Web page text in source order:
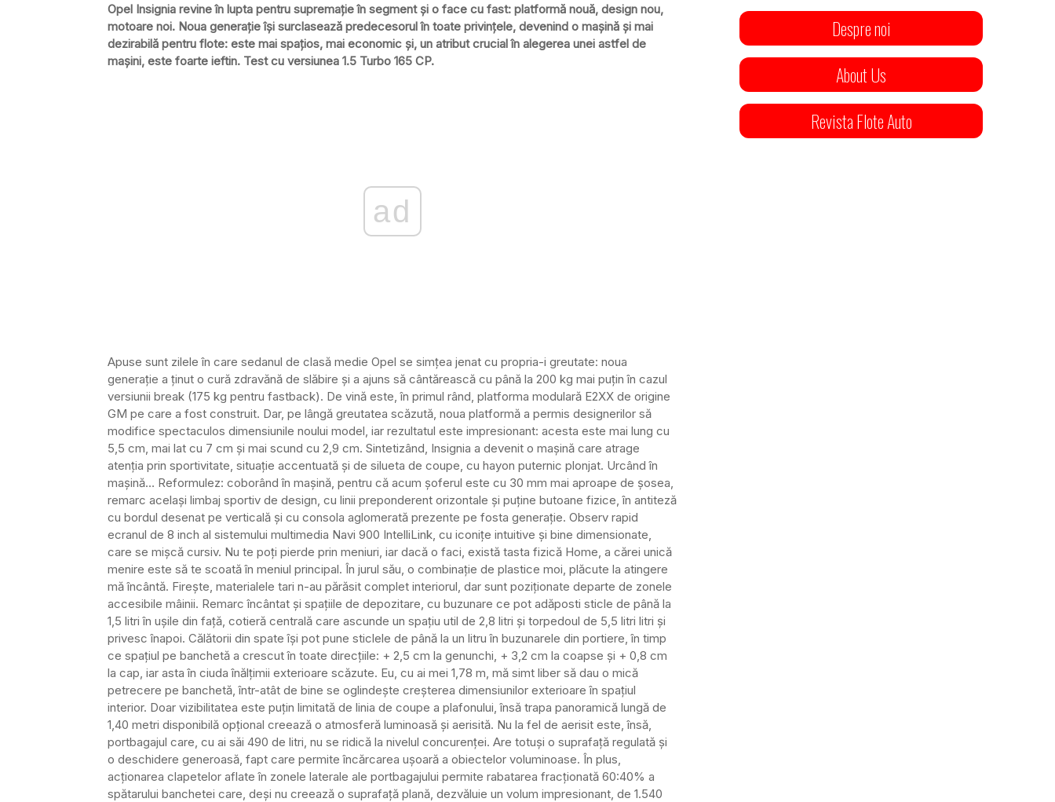
Opel Insignia revine în lupta pentru supremație în segment și o face cu fast: platformă nouă, design nou,
motoare noi. Noua generație își surclasează predecesorul în toate privințele, devenind o mașină și mai
dezirabilă pentru flote: este mai spațios, mai economic și, un atribut crucial în alegerea unei astfel de
mașini, este foarte ieftin. Test cu versiunea 1.5 Turbo 165 CP.
ad
Apuse sunt zilele în care sedanul de clasă medie Opel se simțea jenat cu propria-i greutate: noua
generație a ținut o cură zdravănă de slăbire și a ajuns să cântărească cu până la 200 kg mai puțin în cazul
versiunii break (175 kg pentru fastback). De vină este, în primul rând, platforma modulară E2XX de origine
GM pe care a fost construit. Dar, pe lângă greutatea scăzută, noua platformă a permis designerilor să
modifice spectaculos dimensiunile noului model, iar rezultatul este impresionant: acesta este mai lung cu
5,5 cm, mai lat cu 7 cm și mai scund cu 2,9 cm. Sintetizând, Insignia a devenit o mașină care atrage
atenția prin sportivitate, situație accentuată și de silueta de coupe, cu hayon puternic plonjat. Urcând în
mașină… Reformulez: coborând în mașină, pentru că acum șoferul este cu 30 mm mai aproape de șosea,
remarc același limbaj sportiv de design, cu linii preponderent orizontale și puține butoane fizice, în antiteză
cu bordul desenat pe verticală și cu consola aglomerată prezente pe fosta generație. Observ rapid
ecranul de 8 inch al sistemului multimedia Navi 900 IntelliLink, cu iconițe intuitive și bine dimensionate,
care se mișcă cursiv. Nu te poți pierde prin meniuri, iar dacă o faci, există tasta fizică Home, a cărei unică
menire este să te scoată în meniul principal. În jurul său, o combinație de plastice moi, plăcute la atingere
mă încântă. Firește, materialele tari n-au părăsit complet interiorul, dar sunt poziționate departe de zonele
accesibile mâinii. Remarc încântat și spațiile de depozitare, cu buzunare ce pot adăposti sticle de până la
1,5 litri în ușile din față, cotieră centrală care ascunde un spațiu util de 2,8 litri și torpedoul de 5,5 litri litri și
privesc înapoi. Călătorii din spate își pot pune sticlele de până la un litru în buzunarele din portiere, în timp
ce spațiul pe banchetă a crescut în toate direcțiile: + 2,5 cm la genunchi, + 3,2 cm la coapse și + 0,8 cm
la cap, iar asta în ciuda înălțimii exterioare scăzute. Eu, cu ai mei 1,78 m, mă simt liber să dau o mică
petrecere pe banchetă, într-atât de bine se oglindește creșterea dimensiunilor exterioare în spațiul
interior. Doar vizibilitatea este puțin limitată de linia de coupe a plafonului, însă trapa panoramică lungă de
1,40 metri disponibilă opțional creează o atmosferă luminoasă și aerisită. Nu la fel de aerisit este, însă,
portbagajul care, cu ai săi 490 de litri, nu se ridică la nivelul concurenței. Are totuși o suprafață regulată și
o deschidere generoasă, fapt care permite încărcarea ușoară a obiectelor voluminoase. În plus,
acționarea clapetelor aflate în zonele laterale ale portbagajului permite rabatarea fracționată 60:40% a
spătarului banchetei care, deși nu creează o suprafață plană, dezvăluie un volum impresionant, de 1.540
Despre noi
About Us
Revista Flote Auto